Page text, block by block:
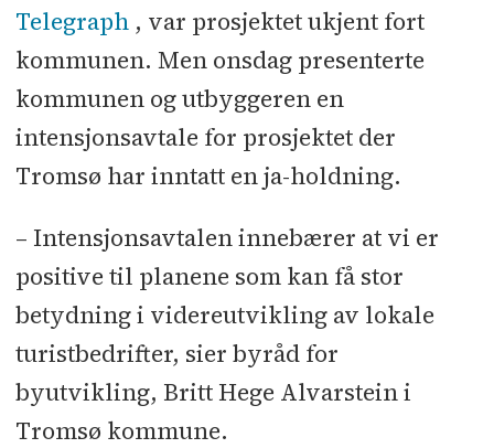
Telegraph, var prosjektet ukjent fort
kommunen. Men onsdag presenterte
kommunen og utbyggeren en
intensjonsavtale for prosjektet der
Tromsø har inntatt en ja-holdning.
– Intensjonsavtalen innebærer at vi er
positive til planene som kan få stor
betydning i videreutvikling av lokale
turistbedrifter, sier byråd for
byutvikling, Britt Hege Alvarstein i
Tromsø kommune.